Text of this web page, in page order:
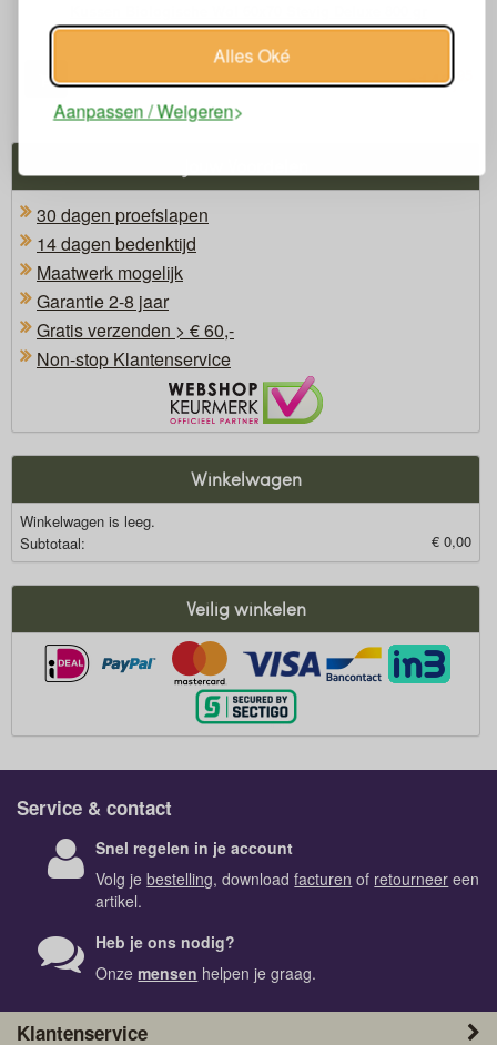
Alles Oké
Aanpassen / Weigeren
€149,
30 dagen proefslapen
14 dagen bedenktijd
Maatwerk mogelijk
Garantie 2-8 jaar
Gratis verzenden > € 60,-
Non-stop Klantenservice
Winkelwagen
Winkelwagen is leeg.
Subtotaal:
€ 0,00
Veilig winkelen
Service & contact
Snel regelen in je account
Volg jebestelling, downloadfacturen of retourneer een
artikel.
Heb je ons nodig?
Onzemensen helpen je graag.
Klantenservice